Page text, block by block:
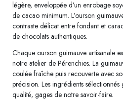
légère, enveloppée d’un enrobage
de cacao minimum. L’ourson
contraste délicat entre fondant et
de chocolats authentiques.
Chaque ourson guimauve artisanale
notre atelier de Pérenchies. La
coulée fraîche puis recouverte avec
précision. Les ingrédients
qualité, gages de notre savoir-faire.